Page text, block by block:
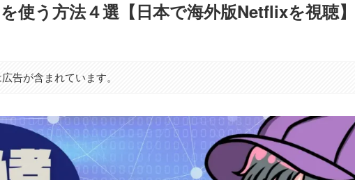
使う方法４選【日本で海外版Netflixを視聴】
告が含まれています。